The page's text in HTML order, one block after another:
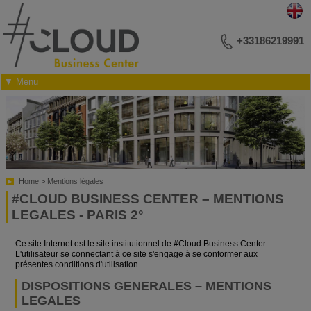
▼ Menu
VOTRE ADRESSE BUSINESS
RÉUNIONS ET CONFÉRENCES
ÉVÉNEMENTIEL
PHOTOTHÈQUE
PLAN DES SALONS
CONTACTEZ-NOUS
+33186219991
Home Mentions légales
#CLOUD BUSINESS CENTER – MENTIONS
LEGALES - PARIS 2°
Ce site Internet est le site institutionnel de #Cloud Business Center.
L'utilisateur se connectant à ce site s'engage à se conformer aux
présentes conditions d'utilisation.
DISPOSITIONS GENERALES – MENTIONS
LEGALES